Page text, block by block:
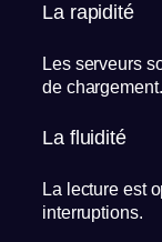
La rapidité
Les serveurs
de chargement.
La fluidité
La lecture est
interruptions.